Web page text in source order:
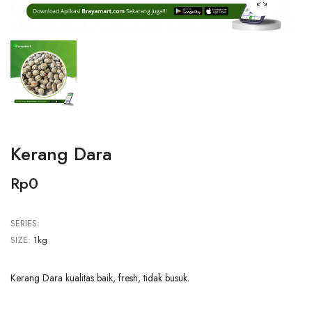
Kerang Dara
Rp0
SERIES:
SIZE: 1kg
Kerang Dara kualitas baik, fresh, tidak busuk.